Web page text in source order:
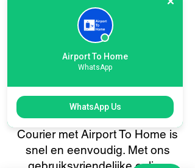
internationale Heathrow
T1 London Airport
Courier: reis slimmer,
Het boeken van uw International
Heathrow T1 London Airport
Courier met Airport To Home is
snel en eenvoudig. Met ons
Airport To Home
WhatsApp
WhatsApp Us